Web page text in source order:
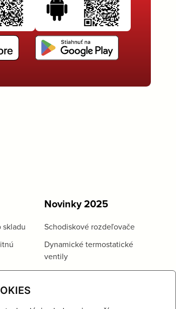
skladu
Novinky 2025
Schodiskové rozdeľovače
Dynamické termostatické
ventily